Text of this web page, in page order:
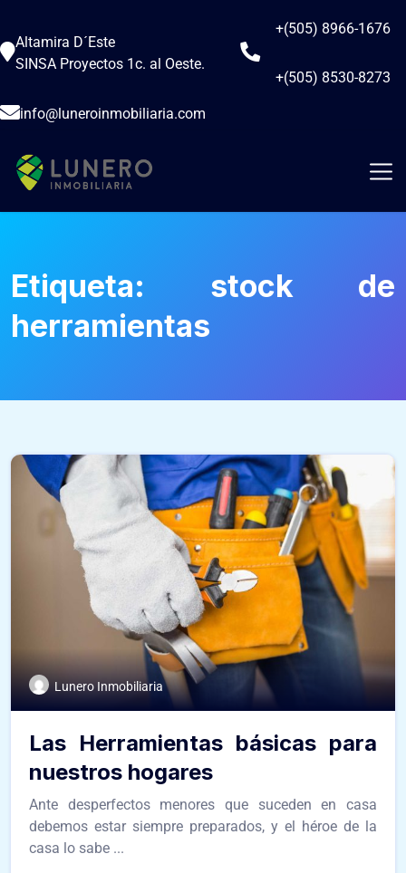
Altamira D´Este
SINSA Proyectos 1c. al Oeste.
+(505) 8966-1676
+(505) 8530-8273
info@luneroinmobiliaria.com
Etiqueta: stock de
herramientas
Lunero Inmobiliaria
Las Herramientas básicas para
nuestros hogares
Ante desperfectos menores que suceden en casa
debemos estar siempre preparados, y el héroe de la
casa lo sabe ...